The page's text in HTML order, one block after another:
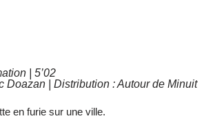
| 5’02
Doazan | Distribution : Autour de Minuit
en furie sur une ville.